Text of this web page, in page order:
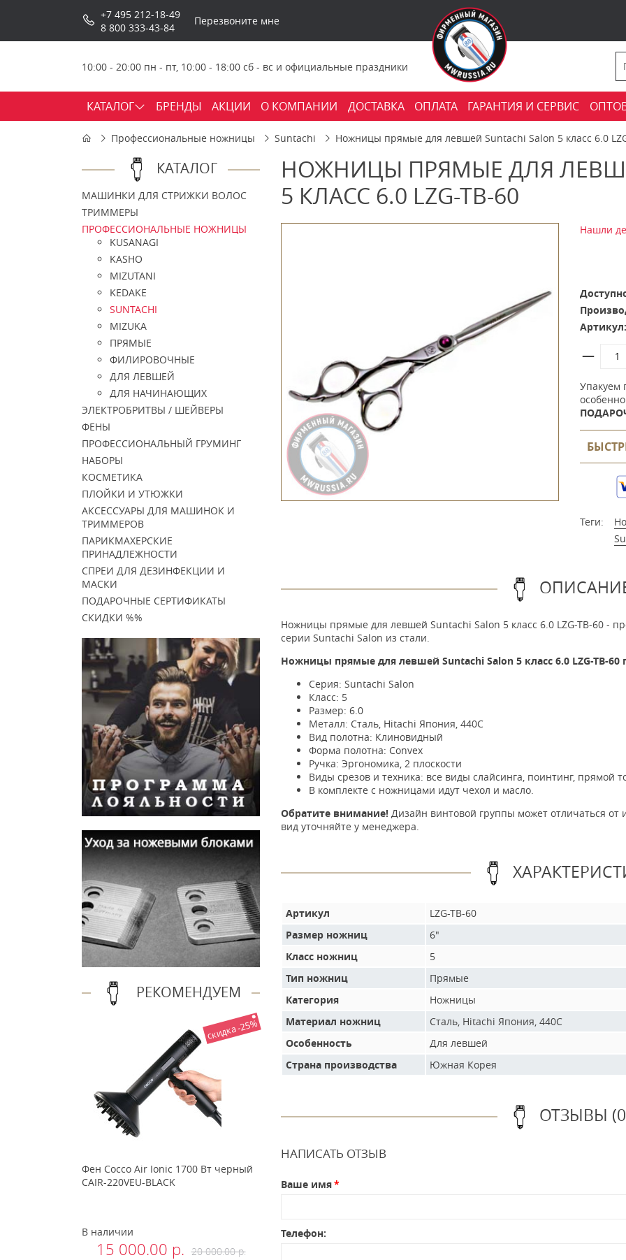
+7 495 212-18-49
8 800 333-43-84
Перезвоните мне
10:00 - 20:00 пн - пт, 10:00 - 18:00 сб - вс и официальные праздники
КАТАЛОГ БРЕНДЫ АКЦИИ О КОМПАНИИ ДОСТАВКА ОПЛАТА ГАРАНТИЯ И СЕРВИС
Профессиональные ножницы Suntachi Ножницы прямые для левшей Suntachi Salon 5 класс 6.0
КАТАЛОГ
МАШИНКИ ДЛЯ СТРИЖКИ ВОЛОС
ТРИММЕРЫ
ПРОФЕССИОНАЛЬНЫЕ НОЖНИЦЫ
KUSANAGI
KASHO
MIZUTANI
KEDAKE
SUNTACHI
MIZUKA
ПРЯМЫЕ
ФИЛИРОВОЧНЫЕ
ДЛЯ ЛЕВШЕЙ
ДЛЯ НАЧИНАЮЩИХ
ЭЛЕКТРОБРИТВЫ / ШЕЙВЕРЫ
ФЕНЫ
ПРОФЕССИОНАЛЬНЫЙ ГРУМИНГ
НАБОРЫ
КОСМЕТИКА
ПЛОЙКИ И УТЮЖКИ
АКСЕССУАРЫ ДЛЯ МАШИНОК И
ТРИММЕРОВ
ПАРИКМАХЕРСКИЕ
ПРИНАДЛЕЖНОСТИ
СПРЕИ ДЛЯ ДЕЗИНФЕКЦИИ И
МАСКИ
ПОДАРОЧНЫЕ СЕРТИФИКАТЫ
СКИДКИ %%
РЕКОМЕНДУЕМ
скидка -25%
Фен Cocco Air Ionic 1700 Вт черный
CAIR-220VEU-BLACK
В наличии
15 000.00 р. 20 000.00 р.
НОЖНИЦЫ ПРЯМЫЕ ДЛЯ
5 КЛАСС 6.0 LZG-TB-60
Нашли
Артикул:
Упакуем
Теги:
Ножницы прямые для левшей Suntachi Salon 5 класс 6.0 LZG-TB-60 -
серии Suntachi Salon из стали.
Ножницы прямые для левшей Suntachi Salon 5 класс 6.0 LZG-TB-
Серия: Suntachi Salon
Класс: 5
Размер: 6.0
Металл: Сталь, Hitachi Япония, 440С
Вид полотна: Клиновидный
Форма полотна: Convex
Ручка: Эргономика, 2 плоскости
Виды срезов и техника: все виды слайсинга, поинтинг, прямой
В комплекте с ножницами идут чехол и масло.
Обратите внимание! Дизайн винтовой группы может отличаться
вид уточняйте у менеджера.
Артикул
LZG-TB-60
Размер ножниц
6"
Класс ножниц
5
Тип ножниц
Прямые
Категория
Ножницы
Материал ножниц
Сталь, Hitachi Япония, 440С
Особенность
Для левшей
Страна производства
Южная Корея
ОТЗЫВЫ
НАПИСАТЬ ОТЗЫВ
Ваше имя
Телефон: